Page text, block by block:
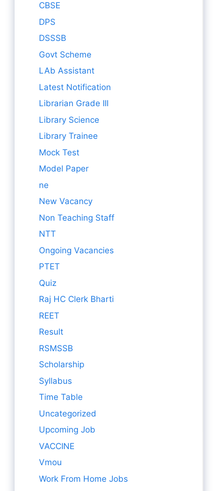
CBSE
DPS
DSSSB
Govt Scheme
LAb Assistant
Latest Notification
Librarian Grade III
Library Science
Library Trainee
Mock Test
Model Paper
ne
New Vacancy
Non Teaching Staff
NTT
Ongoing Vacancies
PTET
Quiz
Raj HC Clerk Bharti
REET
Result
RSMSSB
Scholarship
Syllabus
Time Table
Uncategorized
Upcoming Job
VACCINE
Vmou
Work From Home Jobs